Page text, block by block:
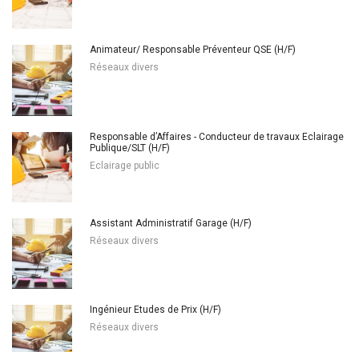
Animateur/ Responsable Préventeur QSE (H/F)
Réseaux divers
Responsable d’Affaires - Conducteur de travaux Eclairage
Publique/SLT (H/F)
Eclairage public
Assistant Administratif Garage (H/F)
Réseaux divers
Ingénieur Etudes de Prix (H/F)
Réseaux divers